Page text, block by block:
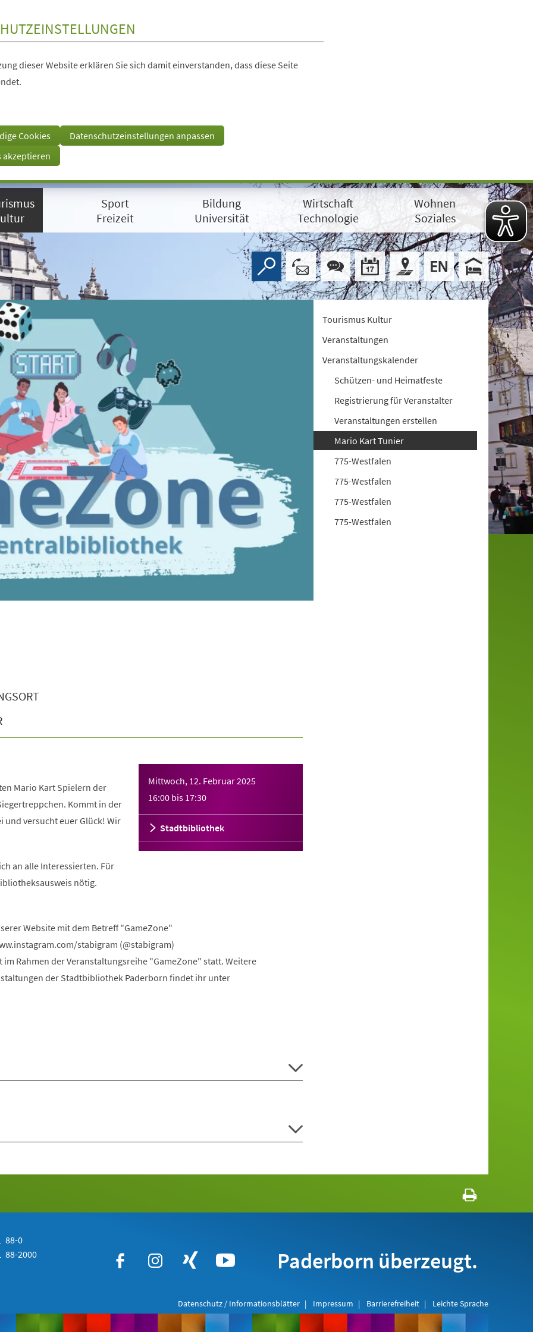
dieser Website erklären Sie sich damit einverstanden, dass diese Seite
Cookies
Datenschutzeinstellungen anpassen
akzeptieren
Sport
Freizeit
Bildung
Universität
Wirtschaft
Technologie
Wohnen
Soziales
Mittwoch, 12. Februar 2025
16:00 bis 17:30
Stadtbibliothek
Mario Kart Spielern der
Kommt in der
versucht euer Glück! Wir
an alle Interessierten. Für
nötig.
Website mit dem Betreff "GameZone"
stabigram (@stabigram)
Rahmen der Veranstaltungsreihe "GameZone" statt. Weitere
der Stadtbibliothek Paderborn findet ihr unter
Tourismus Kultur
Veranstaltungen
Veranstaltungskalender
Schützen- und Heimatfeste
Registrierung für Veranstalter
Veranstaltungen erstellen
Mario Kart Tunier
775-Westfalen
775-Westfalen
775-Westfalen
775-Westfalen
88-0
88-2000
Paderborn überzeugt.
Datenschutz / Informationsblätter Impressum Barrierefreiheit Leichte Sprache